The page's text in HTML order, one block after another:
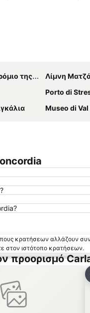
Μόντζα Λίμνη
Porto di
Museo di
κρατήσεων αλλάζουν
στον ιστότοπο κρατήσεων.
προορισμό
αγαπημένα